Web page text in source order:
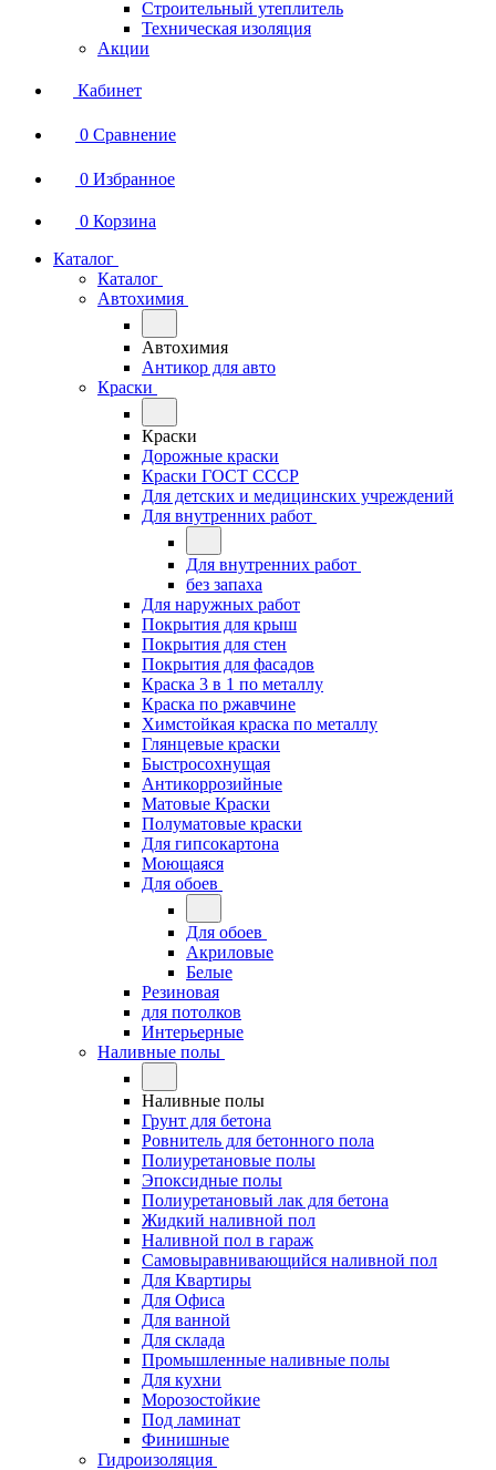
Строительный утеплитель
Техническая изоляция
Акции
Кабинет
0 Сравнение
0 Избранное
0 Корзина
Каталог
Каталог
Автохимия
Автохимия
Антикор для авто
Краски
Краски
Дорожные краски
Краски ГОСТ СССР
Для детских и медицинских учреждений
Для внутренних работ
Для внутренних работ
без запаха
Для наружных работ
Покрытия для крыш
Покрытия для стен
Покрытия для фасадов
Краска 3 в 1 по металлу
Краска по ржавчине
Химстойкая краска по металлу
Глянцевые краски
Быстросохнущая
Антикоррозийные
Матовые Краски
Полуматовые краски
Для гипсокартона
Моющаяся
Для обоев
Для обоев
Акриловые
Белые
Резиновая
для потолков
Интерьерные
Наливные полы
Наливные полы
Грунт для бетона
Ровнитель для бетонного пола
Полиуретановые полы
Эпоксидные полы
Полиуретановый лак для бетона
Жидкий наливной пол
Наливной пол в гараж
Самовыравнивающийся наливной пол
Для Квартиры
Для Офиса
Для ванной
Для склада
Промышленные наливные полы
Для кухни
Морозостойкие
Под ламинат
Финишные
Гидроизоляция